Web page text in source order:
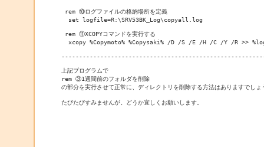
rem ⑩ログファイルの格納場所を定義
  set logfile=R:\SRV53BK_Log\copyall.log
rem ⑪XCOPYコマンドを実行する
xcopy %Copymoto% %Copysaki% /D /S /E /H /C /Y /R >>
上記プログラムで
rem ③1週間前のフォルダを削除
の部分を実行させて正常に、ディレクトリを削除する方法はありますでしょ
たびたびすみませんが。どうか宜しくお願いします。